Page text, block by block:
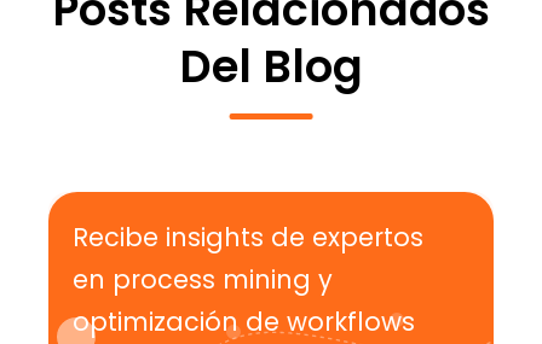
Del Blog
Recibe insights de expertos
en process mining y
optimización de workflows